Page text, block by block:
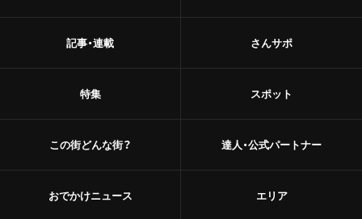
記事・連載
特集
この街どんな街？
おでかけニュース
さんサポ
スポット
達人・公式パートナー
エリア